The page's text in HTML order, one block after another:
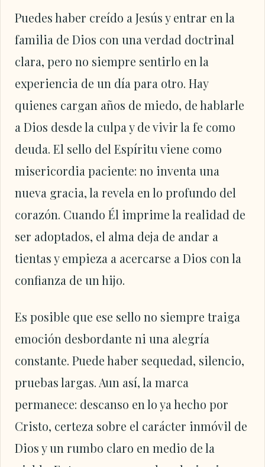
Puedes haber creído a Jesús y entrar en la
familia de Dios con una verdad doctrinal
clara, pero no siempre sentirlo en la
experiencia de un día para otro. Hay
quienes cargan años de miedo, de hablarle
a Dios desde la culpa y de vivir la fe como
deuda. El sello del Espíritu viene como
misericordia paciente: no inventa una
nueva gracia, la revela en lo profundo del
corazón. Cuando Él imprime la realidad de
ser adoptados, el alma deja de andar a
tientas y empieza a acercarse a Dios con la
confianza de un hijo.
Es posible que ese sello no siempre traiga
emoción desbordante ni una alegría
constante. Puede haber sequedad, silencio,
pruebas largas. Aun así, la marca
permanece: descanso en lo ya hecho por
Cristo, certeza sobre el carácter inmóvil de
Dios y un rumbo claro en medio de la